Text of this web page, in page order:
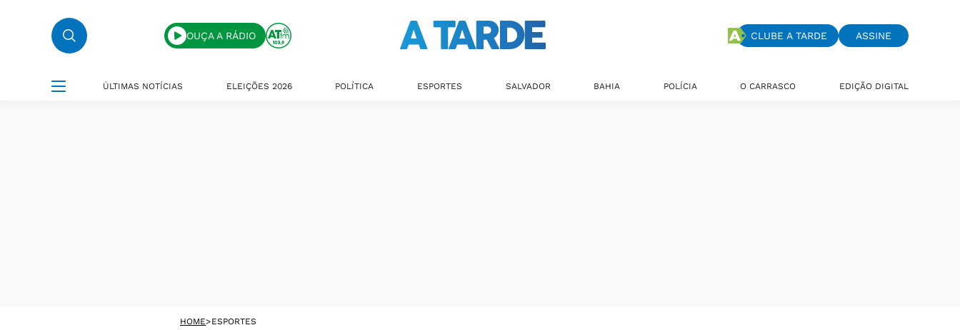
OUÇA A RÁDIO CLUBE A TARDE ASSINE
ÚLTIMAS NOTÍCIAS ELEIÇÕES 2026 POLÍTICA ESPORTES SALVADOR BAHIA POLÍCIA O CARRASCO EDIÇÃO DIGITAL
HOME>ESPORTES